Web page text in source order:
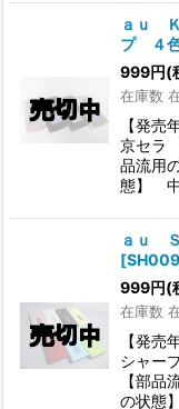
ａｕ
プ ４
999円(
在庫数
【発
京セラ
品流用
態】 中
ａｕ
[SH009
999円(
在庫数
【発
シャー
【部
の状態